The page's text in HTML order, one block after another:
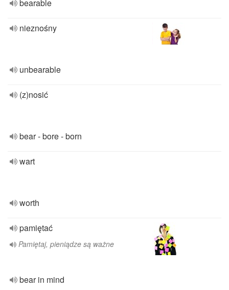
bearable
nieznośny
unbearable
(z)nosić
bear - bore - born
wart
worth
pamiętać
Pamiętaj, pieniądze są ważne
bear in mind